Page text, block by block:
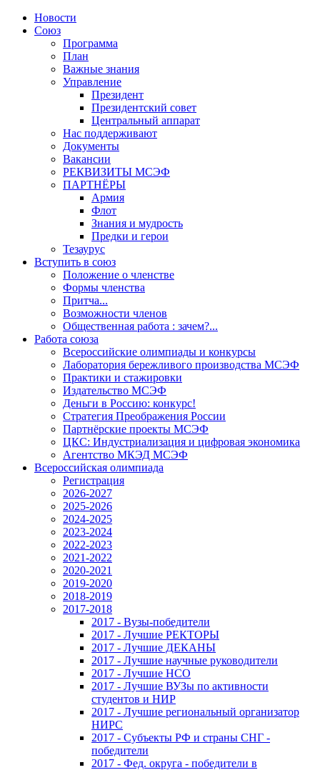
Новости
Союз
Программа
План
Важные знания
Управление
Президент
Президентский совет
Центральный аппарат
Нас поддерживают
Документы
Вакансии
РЕКВИЗИТЫ МСЭФ
ПАРТНЁРЫ
Армия
Флот
Знания и мудрость
Предки и герои
Тезаурус
Вступить в союз
Положение о членстве
Формы членства
Притча...
Возможности членов
Общественная работа : зачем?...
Работа союза
Всероссийские олимпиады и конкурсы
Лаборатория бережливого производства МСЭФ
Практики и стажировки
Издательство МСЭФ
Деньги в Россию: конкурс!
Стратегия Преображения России
Партнёрские проекты МСЭФ
ЦКС: Индустриализация и цифровая экономика
Агентство МКЭД МСЭФ
Всероссийская олимпиада
Регистрация
2026-2027
2025-2026
2024-2025
2023-2024
2022-2023
2021-2022
2020-2021
2019-2020
2018-2019
2017-2018
2017 - Вузы-победители
2017 - Лучшие РЕКТОРЫ
2017 - Лучшие ДЕКАНЫ
2017 - Лучшие научные руководители
2017 - Лучшие НСО
2017 - Лучшие ВУЗы по активности
студентов и НИР
2017 - Лучшие региональный организатор
НИРС
2017 - Субъекты РФ и страны СНГ -
победители
2017 - Фед. округа - победители в